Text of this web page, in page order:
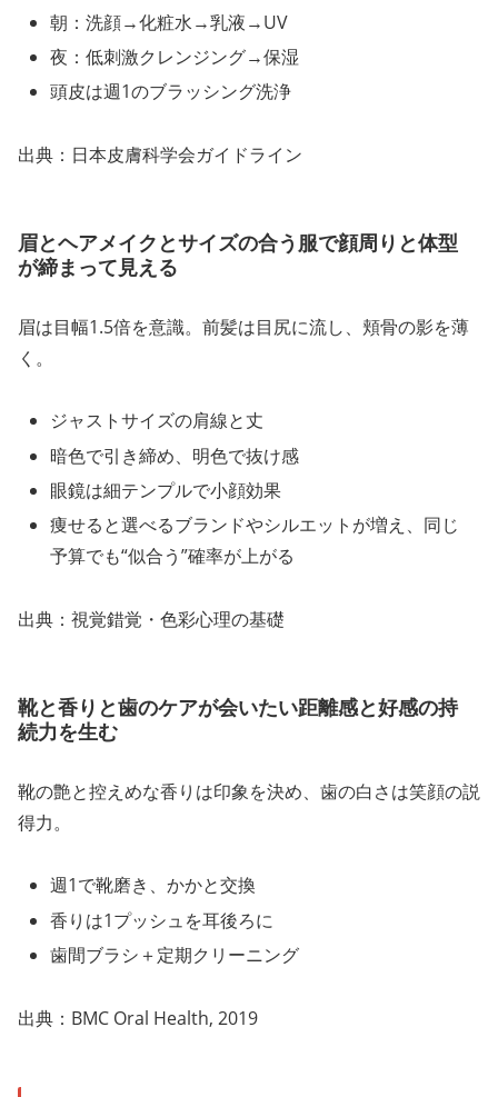
朝：洗顔→化粧水→乳液→UV
夜：低刺激クレンジング→保湿
頭皮は週1のブラッシング洗浄
出典：日本皮膚科学会ガイドライン
眉とヘアメイクとサイズの合う服で顔周りと体型
が締まって見える
眉は目幅1.5倍を意識。前髪は目尻に流し、頬骨の影を薄
く。
ジャストサイズの肩線と丈
暗色で引き締め、明色で抜け感
眼鏡は細テンプルで小顔効果
痩せると選べるブランドやシルエットが増え、同じ
予算でも“似合う”確率が上がる
出典：視覚錯覚・色彩心理の基礎
靴と香りと歯のケアが会いたい距離感と好感の持
続力を生む
靴の艶と控えめな香りは印象を決め、歯の白さは笑顔の説
得力。
週1で靴磨き、かかと交換
香りは1プッシュを耳後ろに
歯間ブラシ＋定期クリーニング
出典：BMC Oral Health, 2019